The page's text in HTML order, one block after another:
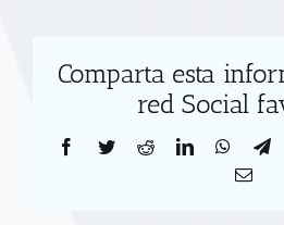
Comparta esta
red Social
Facebook
TwitterRedditLinkedIn